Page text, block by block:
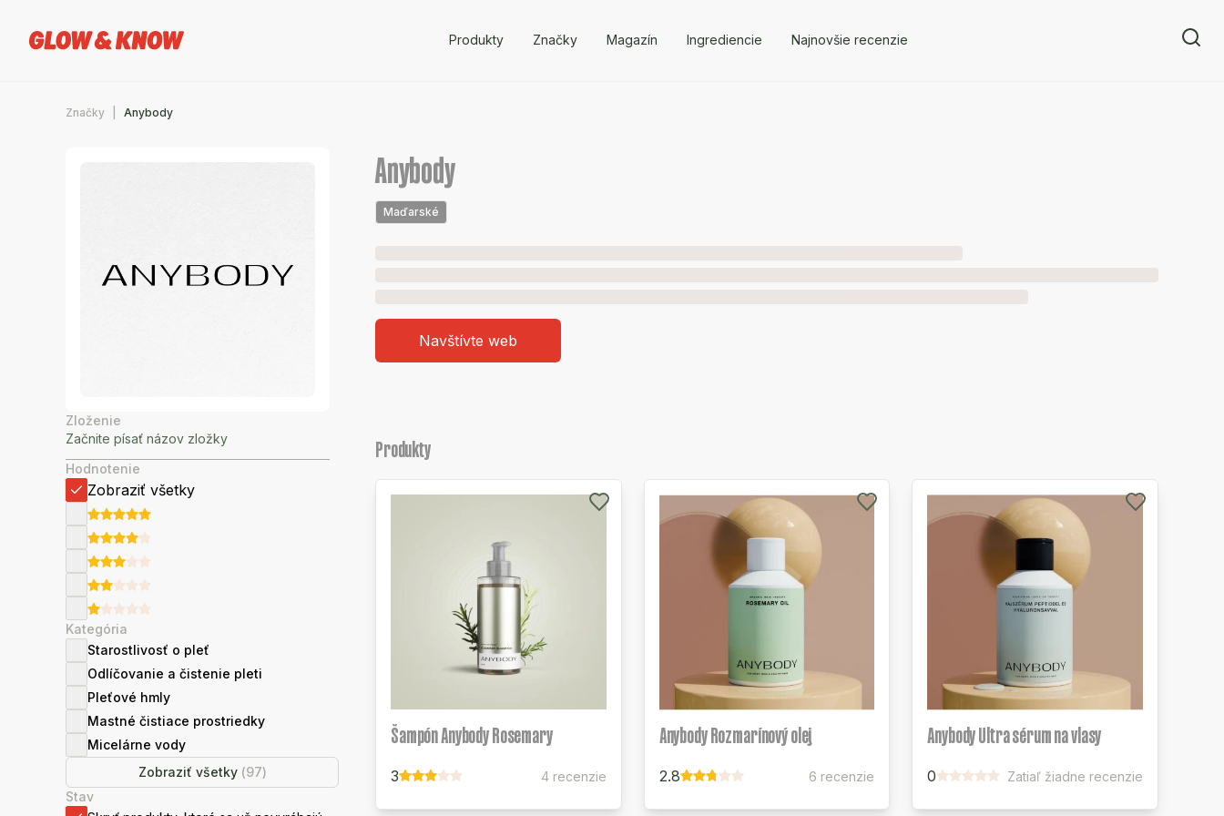
Produkty Značky Magazín Ingrediencie Najnovšie recenzie
Značky Anybody
Zloženie
Hodnotenie
Zobraziť všetky
Kategória
Starostlivosť o pleť
Odlíčovanie a čistenie pleti
Pleťové hmly
Mastné čistiace prostriedky
Micelárne vody
Zobraziť všetky (97)
Stav
Anybody
Maďarské
Navštívte web
Produkty
Šampón Anybody Rosemary
3 4 recenzie
Anybody Rozmarínový olej
2.8 6 recenzie
Anybody Ultra sérum na vlasy
0 Zatiaľ žiadne recenzie